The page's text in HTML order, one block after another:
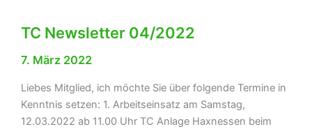
TC Newsletter 04/2022
7. März 2022
Liebes Mitglied, ich möchte Sie über folgende Termine in
Kenntnis setzen: 1. Arbeitseinsatz am Samstag,
12.03.2022 ab 11.00 Uhr TC Anlage Haxnessen beim